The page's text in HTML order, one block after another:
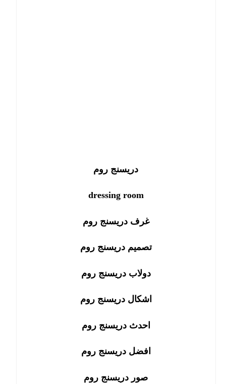
دريسنج روم
dressing room
غرف دريسنج روم
تصميم دريسنج روم
دولاب دريسنج روم
اشكال دريسنج روم
احدث دريسنج روم
افضل دريسنج روم
صور دريسنج روم